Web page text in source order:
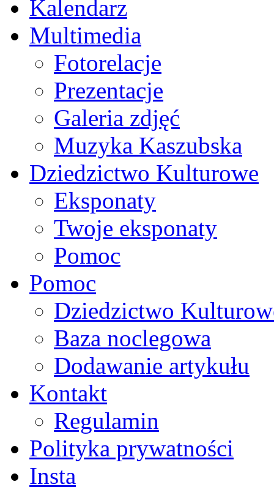
Kalendarz
Multimedia
Fotorelacje
Prezentacje
Galeria zdjęć
Muzyka Kaszubska
Dziedzictwo Kulturowe
Eksponaty
Twoje eksponaty
Pomoc
Pomoc
Dziedzictwo
Baza noclegowa
Dodawanie artykułu
Kontakt
Regulamin
Polityka prywatności
Insta